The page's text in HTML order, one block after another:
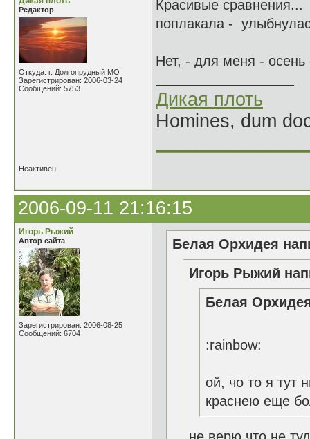
Редактор
Откуда: г. Долгопрудный МО
Зарегистрирован: 2006-03-24
Сообщений: 5753
Красивые сравнения...
поплакала -
Нет, - для меня -
Дикая плоть
Homines, dum
Неактивен
2006-09-11 21:16:15
Игорь Рыжий
Автор сайта
Зарегистрирован: 2006-08-25
Сообщений: 6704
Белая Орхидея
Игорь Рыжий
Белая
:rainbow:
ой, чо то я тут
краснею еще